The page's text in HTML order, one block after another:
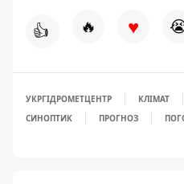
👍 🔥 ♥
УКРГІДРОМЕТЦЕНТР КЛІМАТ
СИНОПТИК
ПРОГНОЗ